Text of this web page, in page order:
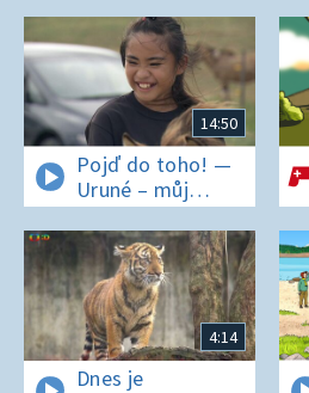
14:50
Pojď do toho! —
Uruné – můj
horský koník
4:14
Dnes je